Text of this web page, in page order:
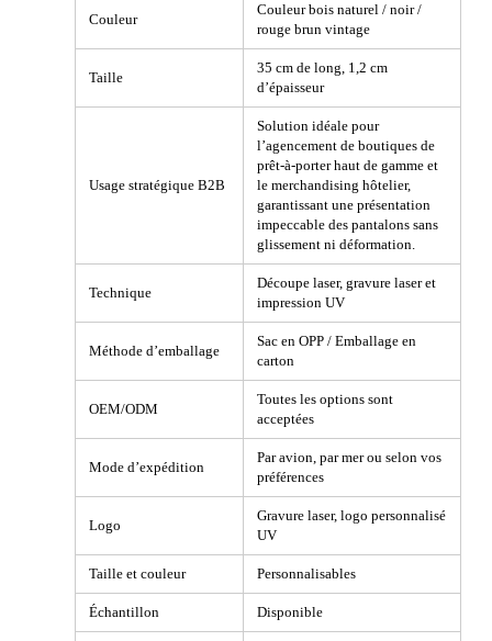
Couleur
Couleur bois naturel / noir /
rouge brun vintage
Taille
35 cm de long, 1,2 cm
d’épaisseur
Usage stratégique B2B
Solution idéale pour
l’agencement de boutiques de
prêt-à-porter haut de gamme et
le merchandising hôtelier,
garantissant une présentation
impeccable des pantalons sans
glissement ni déformation.
Technique
Découpe laser, gravure laser et
impression UV
Méthode d’emballage
Sac en OPP / Emballage en
carton
OEM/ODM
Toutes les options sont
acceptées
Mode d’expédition
Par avion, par mer ou selon vos
préférences
Logo
Gravure laser, logo personnalisé
UV
Taille et couleur Personnalisables
Échantillon Disponible